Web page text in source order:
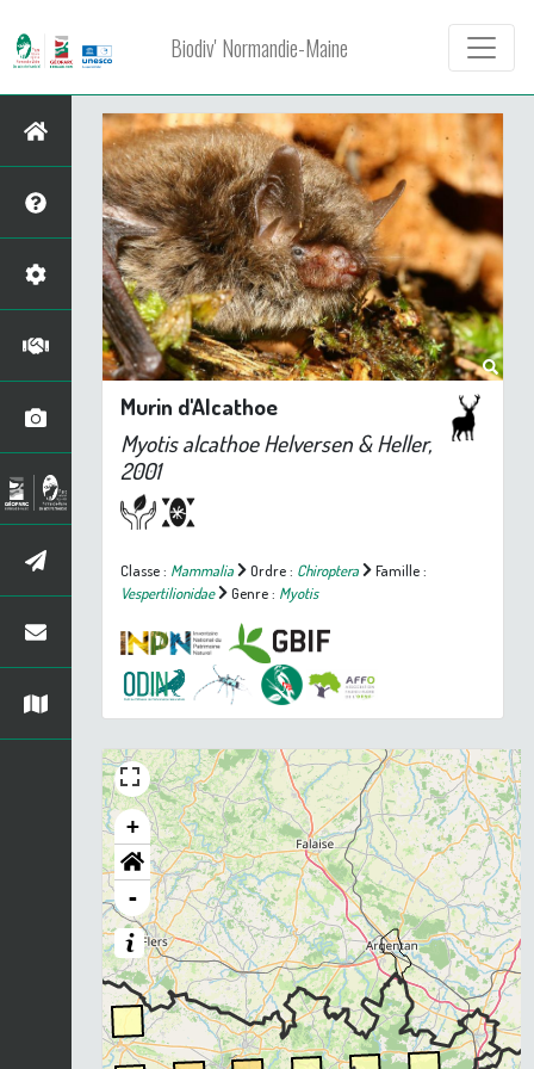
Biodiv' Normandie-Maine
Murin d'Alcathoe
Myotis alcathoeHelversen & Heller,
2001
Classe : Mammalia Ordre : Chiroptera
Famille :
Vespertilionidae
Genre : Myotis
+
-